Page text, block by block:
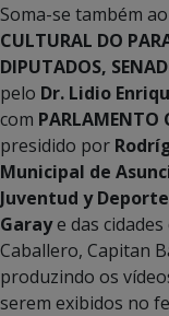
Soma-se também
CULTURAL DO
DIPUTADOS,
pelo Dr. Lidio
com PARLAMENTO
presidido por
Municipal de
Juventud y
Garaye das cidades
Caballero, Capitan
produzindo os
serem exibidos no